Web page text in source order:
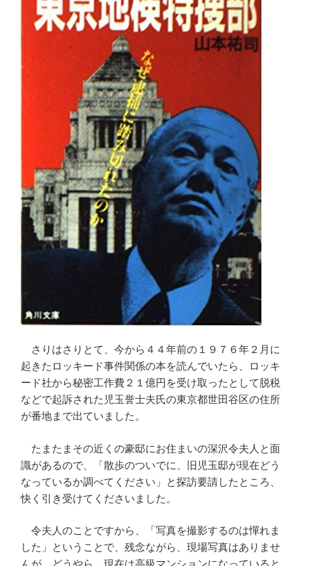
さりはさりとて、今から４４年前の１９７６年２月に
起きたロッキード事件関係の本を読んでいたら、ロッキ
ード社から秘密工作費２１億円を受け取ったとして脱税
などで起訴された児玉誉士夫氏の東京都世田谷区の住所
が番地まで出ていました。
たまたまその近くの豪邸にお住まいの深沢令夫人と面
識があるので、「散歩のついでに、旧児玉邸が現在どう
なっているか調べてください」と探訪要請したところ、
快く引き受けてくださいました。
令夫人のことですから、「写真を撮影するのは憚れま
した」ということで、残念ながら、現場写真はありませ